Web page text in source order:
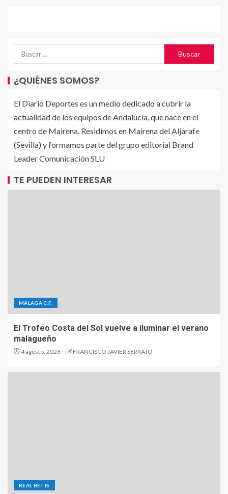
¿QUIÉNES SOMOS?
El Diario Deportes es un medio dedicado a cubrir la
actualidad de los equipos de Andalucía, que nace en el
centro de Mairena. Residimos en Mairena del Aljarafe
(Sevilla) y formamos parte del grupo editorial Brand
Leader Comunicación SLU
TE PUEDEN INTERESAR
MÁLAGA C.F.
El Trofeo Costa del Sol vuelve a iluminar el verano
malagueño
4 agosto, 2026 FRANCISCO JAVIER SERRATO
REAL BETIS